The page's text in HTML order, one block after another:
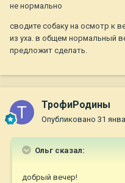
не нормально
сводите собаку на осмотр к
из уха. в общем нормальный
предложит сделать.
ТрофиРодины
Опубликовано 31
Ольг сказал:
добрый вечер!